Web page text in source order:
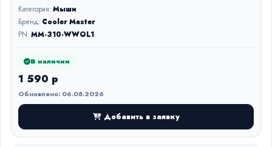
Категория:Мыши
Бренд: Cooler Master
PN:MM-310-WWOL1
В наличии
1 590 р
Обновлено: 06.08.2026
Добавить в заявку